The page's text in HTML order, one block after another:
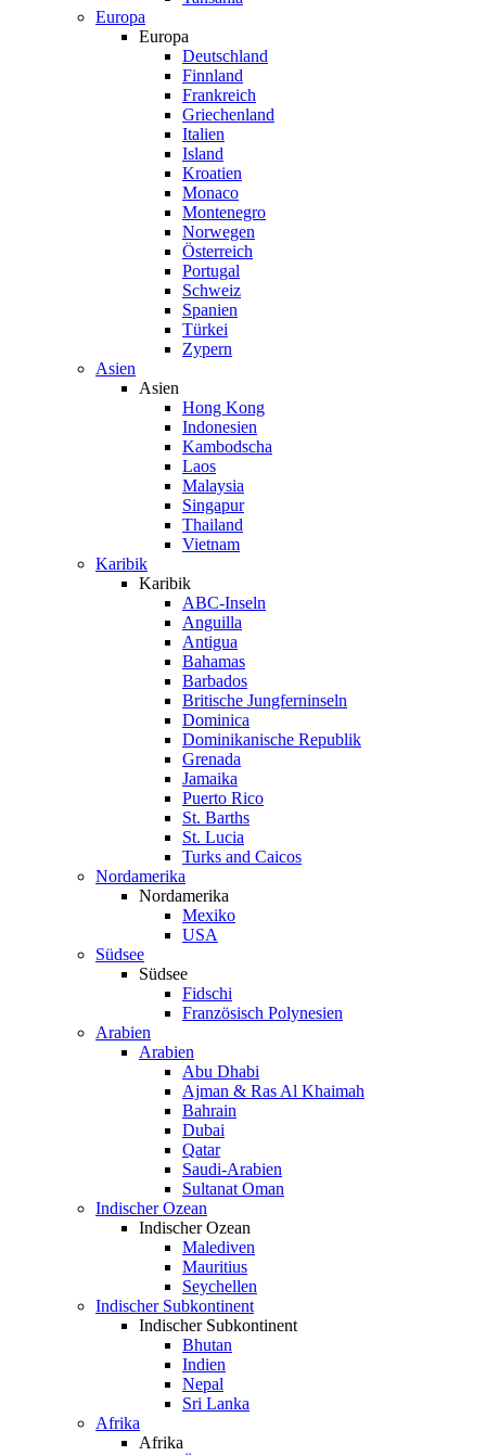
Europa
Europa
Deutschland
Finnland
Frankreich
Griechenland
Italien
Island
Kroatien
Monaco
Montenegro
Norwegen
Österreich
Portugal
Schweiz
Spanien
Türkei
Zypern
Asien
Asien
Hong Kong
Indonesien
Kambodscha
Laos
Malaysia
Singapur
Thailand
Vietnam
Karibik
Karibik
ABC-Inseln
Anguilla
Antigua
Bahamas
Barbados
Britische Jungferninseln
Dominica
Dominikanische Republik
Grenada
Jamaika
Puerto Rico
St. Barths
St. Lucia
Turks and Caicos
Nordamerika
Nordamerika
Mexiko
USA
Südsee
Südsee
Fidschi
Französisch Polynesien
Arabien
Arabien
Abu Dhabi
Ajman & Ras Al Khaimah
Bahrain
Dubai
Qatar
Saudi-Arabien
Sultanat Oman
Indischer Ozean
Indischer Ozean
Malediven
Mauritius
Seychellen
Indischer Subkontinent
Indischer Subkontinent
Bhutan
Indien
Nepal
Sri Lanka
Afrika
Afrika